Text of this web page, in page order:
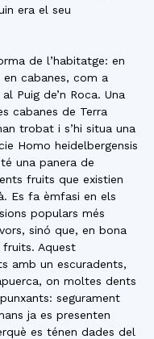
era el seu
de l’habitatge: en
cabanes, com a
Puig de’n Roca. Una
cabanes de Terra
trobat i s’hi situa una
Homo heidelbergensis
una panera de
fruits que existien
Es fa èmfasi en els
populars més
sinó que, en bona
fruits. Aquest
amb un escuradents,
on moltes dents
segurament
ja es presenten
es ténen dades del